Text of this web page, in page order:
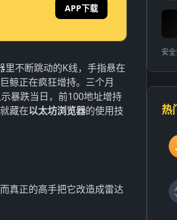
APP下载
不断跳动的K线，手指悬在
鲸正在疯狂增持。三个月
暴跌当日，前100地址增持
藏在以太坊浏览器的使用技
真正的高手把它改造成雷达
安
热